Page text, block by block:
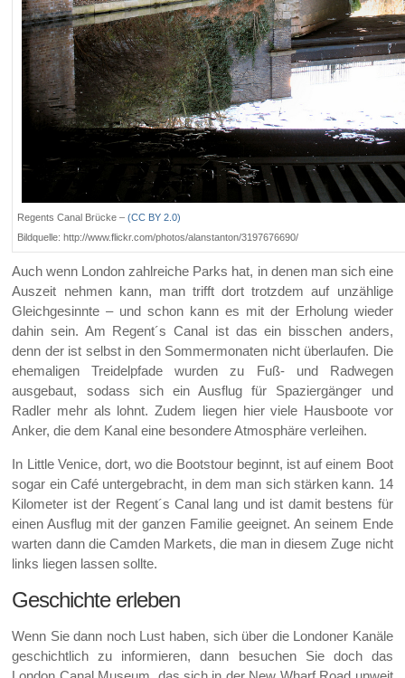
Regents Canal Brücke –(CC BY 2.0)
Bildquelle: http://www.flickr.com/photos/alanstanton/3197676690/
Auch wenn London zahlreiche Parks hat, in denen man sich eine
Auszeit nehmen kann, man trifft dort trotzdem auf unzählige
Gleichgesinnte – und schon kann es mit der Erholung wieder
dahin sein. Am Regent´s Canal ist das ein bisschen anders,
denn der ist selbst in den Sommermonaten nicht überlaufen. Die
ehemaligen Treidelpfade wurden zu Fuß- und Radwegen
ausgebaut, sodass sich ein Ausflug für Spaziergänger und
Radler mehr als lohnt. Zudem liegen hier viele Hausboote vor
Anker, die dem Kanal eine besondere Atmosphäre verleihen.
In Little Venice, dort, wo die Bootstour beginnt, ist auf einem Boot
sogar ein Café untergebracht, in dem man sich stärken kann. 14
Kilometer ist der Regent´s Canal lang und ist damit bestens für
einen Ausflug mit der ganzen Familie geeignet. An seinem Ende
warten dann die Camden Markets, die man in diesem Zuge nicht
links liegen lassen sollte.
Geschichte erleben
Wenn Sie dann noch Lust haben, sich über die Londoner Kanäle
geschichtlich zu informieren, dann besuchen Sie doch das